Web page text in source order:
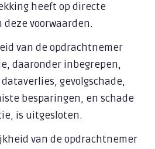
heeft op directe
deze voorwaarden.
van de opdrachtnemer
daaronder inbegrepen,
gevolgschade,
besparingen, en schade
is uitgesloten.
van de opdrachtnemer